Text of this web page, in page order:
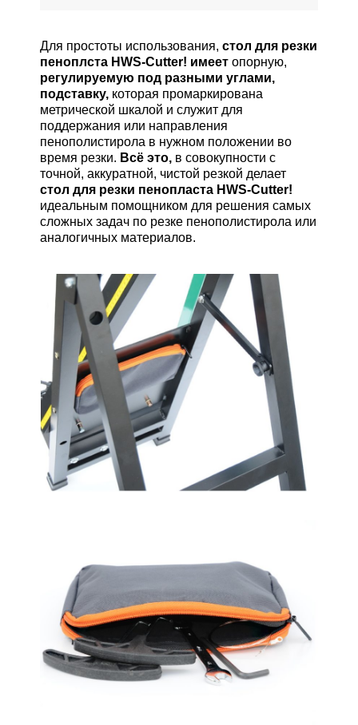
Для простоты использования, стол для резки
пеноплста HWS-Cutter! имеет опорную,
регулируемую под разными углами,
подставку, которая промаркирована
метрической шкалой и служит для
поддержания или направления
пенополистирола в нужном положении во
время резки. Всё это, в совокупности с
точной, аккуратной, чистой резкой делает
стол для резки пенопласта HWS-Cutter!
идеальным помощником для решения самых
сложных задач по резке пенополистирола или
аналогичных материалов.